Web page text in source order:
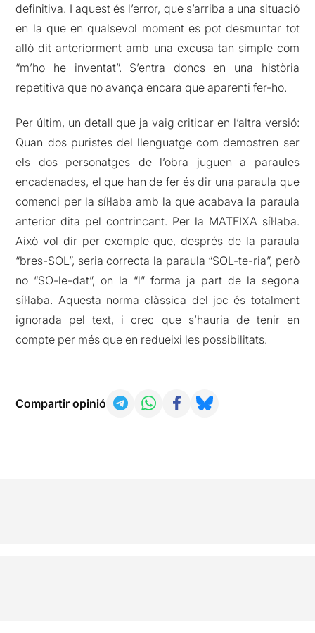
definitiva. I aquest és l’error, que s’arriba a una situació
en la que en qualsevol moment es pot desmuntar tot
allò dit anteriorment amb una excusa tan simple com
“m’ho he inventat”. S’entra doncs en una història
repetitiva que no avança encara que aparenti fer-ho.
Per últim, un detall que ja vaig criticar en l’altra versió:
Quan dos puristes del llenguatge com demostren ser
els dos personatges de l’obra juguen a paraules
encadenades, el que han de fer és dir una paraula que
comenci per la síl·laba amb la que acabava la paraula
anterior dita pel contrincant. Per la MATEIXA síl·laba.
Això vol dir per exemple que, després de la paraula
“bres-SOL”, seria correcta la paraula “SOL-te-ria”, però
no “SO-le-dat”, on la “l” forma ja part de la segona
síl·laba. Aquesta norma clàssica del joc és totalment
ignorada pel text, i crec que s’hauria de tenir en
compte per més que en redueixi les possibilitats.
Compartir opinió